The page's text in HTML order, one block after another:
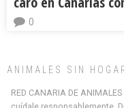
0
ANIMALES SIN
RED CANARIA DE